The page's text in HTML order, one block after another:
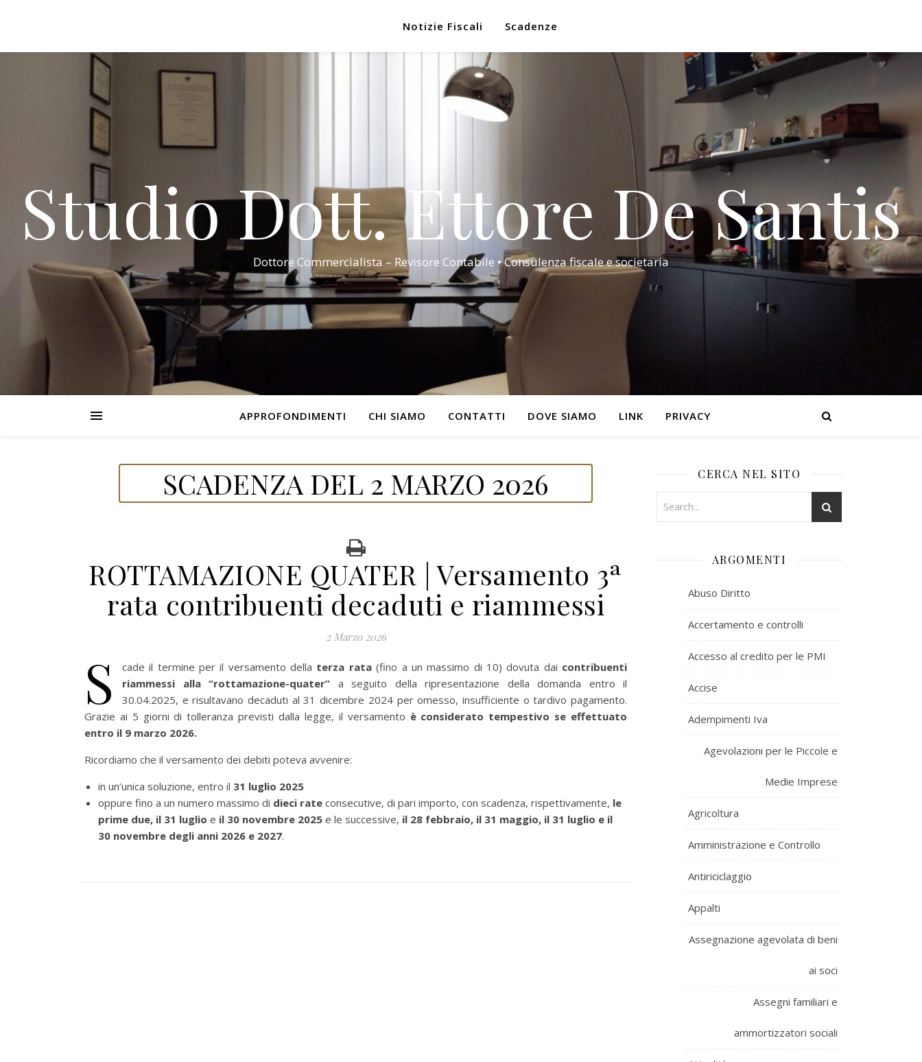
Notizie Fiscali Scadenze
Studio Dott. Ettore De Santis
Dottore Commercialista – Revisore Contabile • Consulenza fiscale e societaria
APPROFONDIMENTI CHI SIAMO CONTATTI DOVE SIAMO LINK PRIVACY
SCADENZA DEL 2 MARZO 2026
ROTTAMAZIONE QUATER | Versamento 3ª
rata contribuenti decaduti e riammessi
2 Marzo 2026
S cade il termine per il versamento della terza rata(fino a un massimo di 10) dovuta dai contribuenti
riammessi alla “rottamazione-quater” a seguito della ripresentazione della domanda entro il
30.04.2025, e risultavano decaduti al 31 dicembre 2024 per omesso, insufficiente o tardivo pagamento.
Grazie ai 5 giorni di tolleranza previsti dalla legge, il versamento è considerato tempestivo se effettuato
entro il 9 marzo 2026.
Ricordiamo che il versamento dei debiti poteva avvenire:
in un’unica soluzione, entro il 31 luglio 2025
oppure fino a un numero massimo di dieci rate consecutive, di pari importo, con scadenza, rispettivamente, le
prime due, il 31 luglio e il 30 novembre 2025 e le successive, il 28 febbraio, il 31 maggio, il 31 luglio e il
30 novembre degli anni 2026 e 2027.
CERCA NEL SITO
ARGOMENTI
Abuso Diritto
Accertamento e controlli
Accesso al credito per le PMI
Accise
Adempimenti Iva
Agevolazioni per le Piccole e
Medie Imprese
Agricoltura
Amministrazione e Controllo
Antiriciclaggio
Appalti
Assegnazione agevolata di beni
ai soci
Assegni familiari e
ammortizzatori sociali